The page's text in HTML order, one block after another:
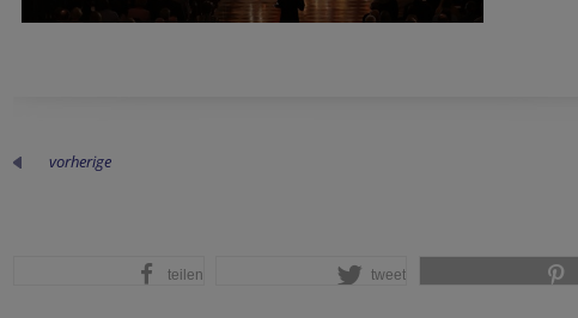
vorherige
teilen tweet